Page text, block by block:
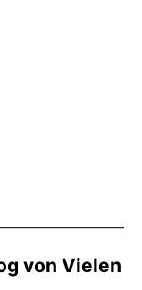
von Vielen